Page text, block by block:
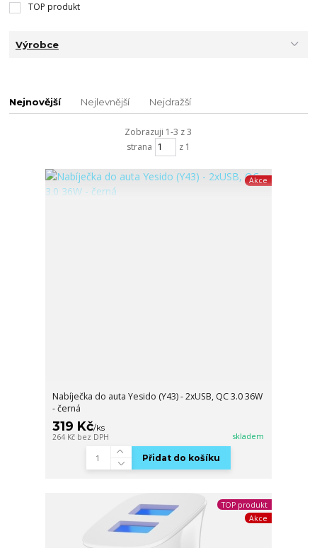
TOP produkt
Výrobce
Nejnovější Nejlevnější Nejdražší
Zobrazuji 1-3 z 3
strana
z 1
Akce
Nabíječka do auta Yesido (Y43) - 2xUSB, QC 3.0 36W
- černá
319 Kč/ks
264 Kč bez DPH skladem
Přidat do košíku
TOP produkt
Akce